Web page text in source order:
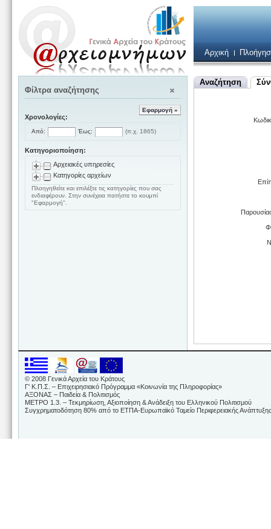
Αρχική
Αναζήτηση
Φίλτρα αναζήτησης
(x)
Χρονολογίες:
Από: Έως: (π.χ. 1865)
Κατηγοριοποίηση:
Αρχειακές υπηρεσίες
Κατηγορίες αρχείων
Πλοηγηθείτε και επιλέξτε τις κατηγορίες που σας
ενδιαφέρουν. Στην συνέχεια πατήστε το κουμπί
"Εφαρμογή".
© 2008 Γενικά Αρχεία του Κράτους
Γ' Κ.Π.Σ. – Επιχειρησιακό Πρόγραμμα «Κοινωνία της Πληροφορίας»
ΑΞΟΝΑΣ – Παιδεία & Πολιτισμός
ΜΕΤΡΟ 1.3. – Τεκμηρίωση, Αξιοποίηση & Ανάδειξη του Ελληνικού Πολιτισμού
Συγχρηματοδότηση 80% από το ΕΤΠΑ-Ευρωπαϊκό Ταμείο Περιφερειακής